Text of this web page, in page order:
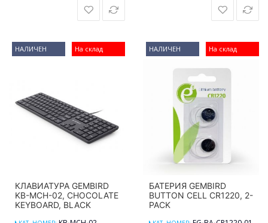
На склад
НАЛИЧЕН
КЛАВИАТУРА GEMBIRD
KB-MCH-02, CHOCOLATE
KEYBOARD, BLACK
На склад
НАЛИЧЕН
БАТЕРИЯ GEMBIRD
BUTTON CELL CR1220, 2-
PACK